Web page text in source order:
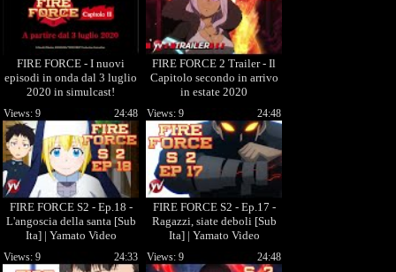
FIRE FORCE - I nuovi
episodi in onda dal 3 luglio
2020 in simulcast!
FIRE FORCE 2 Trailer - Il
Capitolo secondo in arrivo
in estate 2020
FIRE FORCE S2 - Ep.18 -
L'angoscia della santa [Sub
Ita] | Yamato Video
24:48
Views: 9
FIRE FORCE S2 - Ep.17 -
Ragazzi, siate deboli [Sub
Ita] | Yamato Video
24:48
Views: 9
24:33
Views: 9 24:48
Views: 9